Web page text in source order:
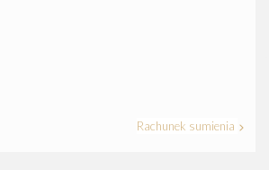
Rachunek sumienia